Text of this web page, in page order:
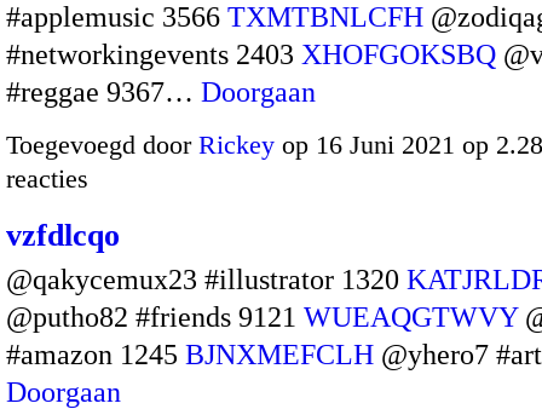
#applemusic 3566 TXMTBNLCFH
#networkingevents 2403 XHOFGOKSBQ
#reggae 9367… Doorgaan
Toegevoegd door Rickey op 16 Juni 2021 op
reacties
vzfdlcqo
@qakycemux23 #illustrator 1320
@putho82 #friends 9121 WUEAQGTWVY
#amazon 1245 BJNXMEFCLH @yhero7
Doorgaan